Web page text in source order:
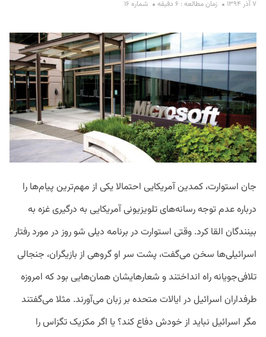
۷ آذر ۱۳۹۴ زمان مطالعه : ۶ دقیقه شماره ۱۶
جان استوارت، کمدین آمریکایی احتمالا یکی از مهم‌ترین پیام‌ها را
درباره عدم توجه رسانه‌های تلویزیونی آمریکایی به درگیری غزه به
بینندگان القا کرد. وقتی استوارت در برنامه دیلی شو روز در مورد رفتار
اسرائیلی‌ها سخن می‌گفت، پشت سر او گروهی از بازیگران، جنجالی
تلافی‌جویانه راه ‌انداختند و شعارهایشان همان‌هایی بود که امروزه
طرفداران اسرائیل در ایالات متحده بر زبان می‌آورند. مثلا می‌گفتند
مگر اسرائیل نباید از خودش دفاع کند؟ یا اگر مکزیک تگزاس را